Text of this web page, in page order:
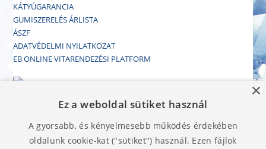
KÁTYÚGARANCIA
GUMISZERELÉS ÁRLISTA
ÁSZF
ADATVÉDELMI NYILATKOZAT
EB ONLINE VITARENDEZÉSI PLATFORM
Az International Cert Hungary Kft. által ICH
minőségirányítási rendszert működtető
szervezet.
×
Ez a weboldal sütiket használ
A gyorsabb, és kényelmesebb működés érdekében
oldalunk cookie-kat ("sütiket") használ. Ezen fájlok